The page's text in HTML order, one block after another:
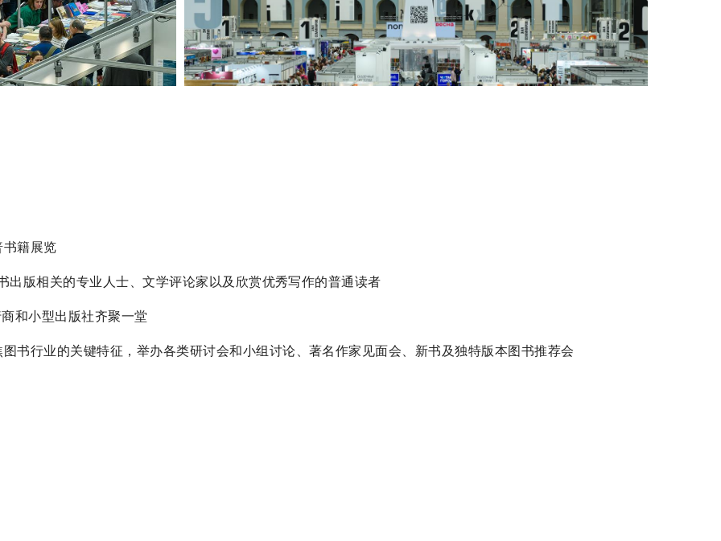
籍展览
相关的专业人士、文学评论家以及欣赏优秀写作的普通读者
和小型出版社齐聚一堂
行业的关键特征，举办各类研讨会和小组讨论、著名作家见面会、新书及独特版本图书推荐会